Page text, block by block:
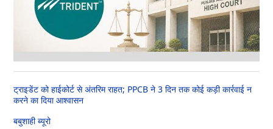
ट्राइडेंट को हाईकोर्ट से अंतरिम राहत; PPCB ने 3 दिन तक कोई कड़ी कार्रवाई न
करने का दिया आश्वासन
बबुशाही ब्यूरो